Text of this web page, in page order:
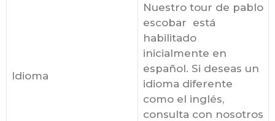
Idioma
Nuestro tour de pablo
escobar está
habilitado
inicialmente en
español. Si deseas un
idioma diferente
como el inglés,
consulta con nosotros